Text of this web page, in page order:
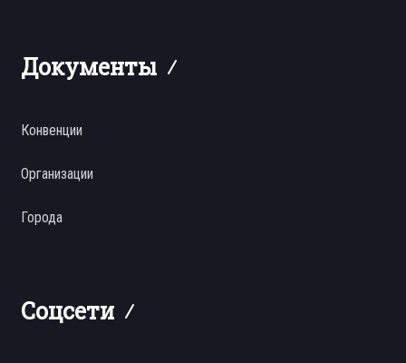
Документы
Конвенции
Организации
Города
Соцсети